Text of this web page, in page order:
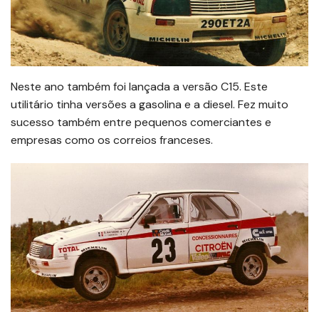
Neste ano também foi lançada a versão C15. Este
utilitário tinha versões a gasolina e a diesel. Fez muito
sucesso também entre pequenos comerciantes e
empresas como os correios franceses.